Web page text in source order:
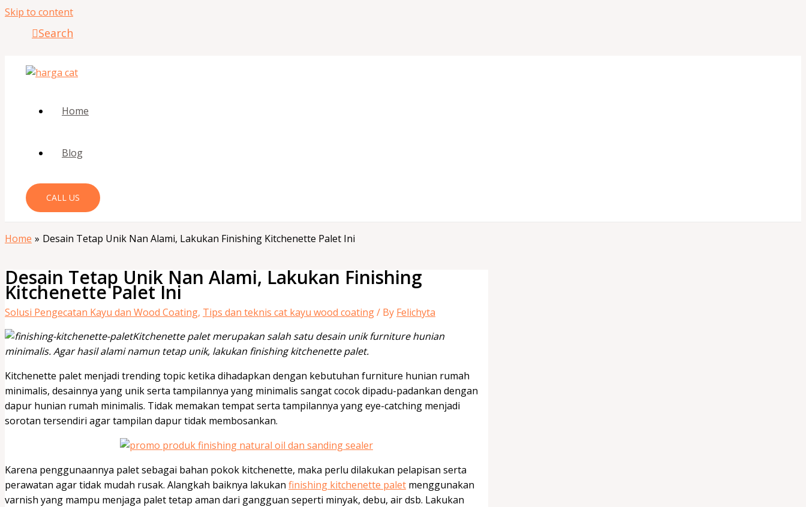
Skip to content
Search
Home
Blog
CALL US
Home Desain Tetap Unik Nan Alami, Lakukan Finishing Kitchenette Palet Ini
Desain Tetap Unik Nan Alami, Lakukan Finishing
Kitchenette Palet Ini
Solusi Pengecatan Kayu dan Wood Coating, Tips dan teknis cat kayu wood coating/ By Felichyta
Kitchenette palet merupakan salah satu desain unik furniture hunian
minimalis. Agar hasil alami namun tetap unik, lakukan finishing kitchenette palet.
Kitchenette palet menjadi trending topic ketika dihadapkan dengan kebutuhan furniture hunian rumah
minimalis, desainnya yang unik serta tampilannya yang minimalis sangat cocok dipadu-padankan dengan
dapur hunian rumah minimalis. Tidak memakan tempat serta tampilannya yang eye-catching menjadi
sorotan tersendiri agar tampilan dapur tidak membosankan.
Karena penggunaannya palet sebagai bahan pokok kitchenette, maka perlu dilakukan pelapisan serta
perawatan agar tidak mudah rusak. Alangkah baiknya lakukan finishing kitchenette palet menggunakan
varnish yang mampu menjaga palet tetap aman dari gangguan seperti minyak, debu, air dsb. Lakukan